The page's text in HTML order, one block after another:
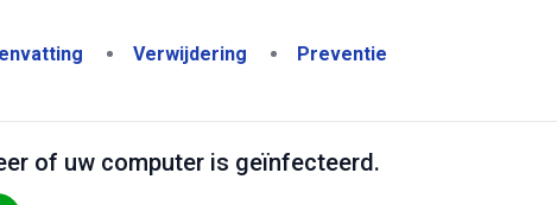
Verwijdering Preventie
of uw computer is geïnfecteerd.